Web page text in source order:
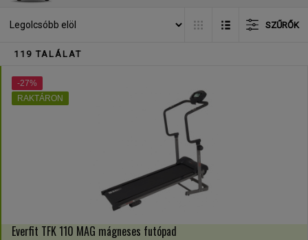
SZŰRŐK
119 TALÁLAT
Everfit TFK 110 MAG mágneses futópad
-27%
RAKTÁRON